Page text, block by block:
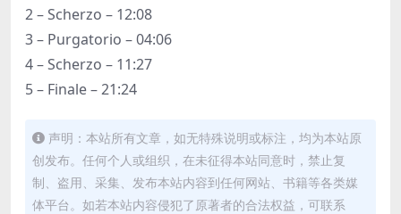
2 – Scherzo – 12:08
3 – Purgatorio – 04:06
4 – Scherzo – 11:27
5 – Finale – 21:24
声明：本站所有文章，如无特殊说明或标注，均为本站原
创发布。任何个人或组织，在未征得本站同意时，禁止复
制、盗用、采集、发布本站内容到任何网站、书籍等各类媒
体平台。如若本站内容侵犯了原著者的合法权益，可联系